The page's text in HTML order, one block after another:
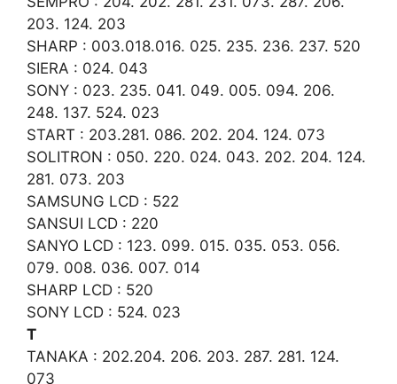
203. 124. 203
SHARP : 003.018.016. 025. 235. 236. 237. 520
SIERA : 024. 043
SONY : 023. 235. 041. 049. 005. 094. 206.
248. 137. 524. 023
START : 203.281. 086. 202. 204. 124. 073
SOLITRON : 050. 220. 024. 043. 202. 204. 124.
281. 073. 203
SAMSUNG LCD : 522
SANSUI LCD : 220
SANYO LCD : 123. 099. 015. 035. 053. 056.
079. 008. 036. 007. 014
SHARP LCD : 520
SONY LCD : 524. 023
T
TANAKA : 202.204. 206. 203. 287. 281. 124.
073